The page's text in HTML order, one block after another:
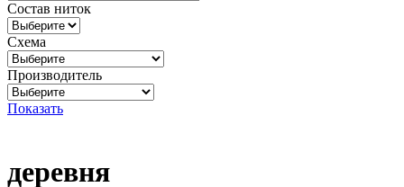
Состав ниток
Схема
Производитель
Показать
деревня